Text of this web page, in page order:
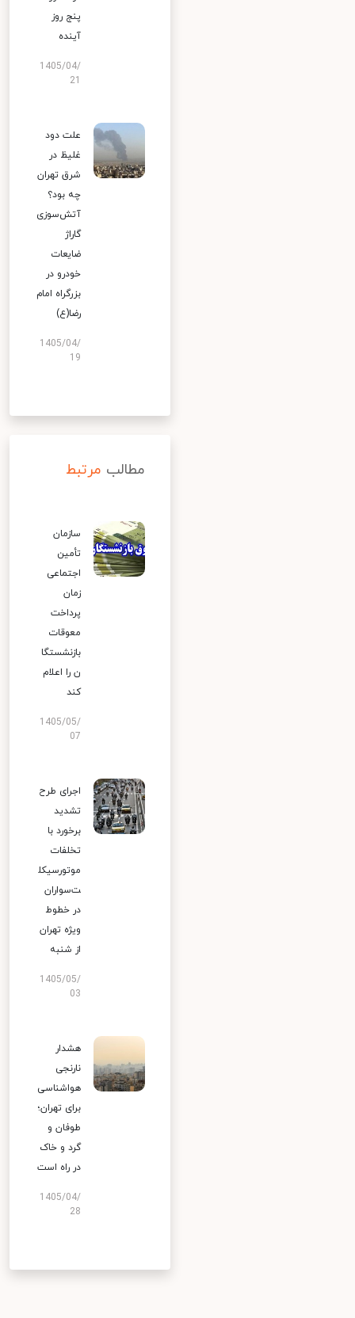
پنج روز
آینده
1405/04/
علت دود
غلیظ در
شرق تهران
چه بود؟
آتش‌سوزی
گاراژ
ضایعات
خودرو در
بزرگراه امام
رضا(ع)
1405/04/
19
مطالب مرتبط
سازمان
تأمین
اجتماعی
زمان
پرداخت
معوقات
بازنشستگا
ن را اعلام
کند
1405/05/
07
اجرای طرح
تشدید
برخورد با
تخلفات
موتورسیکل
ت‌سواران
در خطوط
ویژه تهران
از شنبه
1405/05/
03
هشدار
نارنجی
هواشناسی
برای تهران؛
طوفان و
گرد و خاک
در راه است
1405/04/
28